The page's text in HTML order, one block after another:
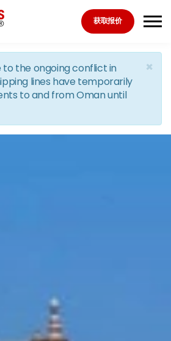
to the content
获取报价
×
to the ongoing conflict in
lines have temporarily
to and from Oman until